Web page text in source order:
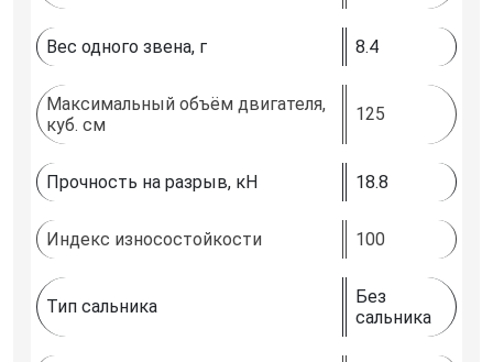
Вес одного звена, г 8.4
Максимальный объём двигателя,
куб. см
125
Прочность на разрыв, кН 18.8
Индекс износостойкости 100
Тип сальника
Без
сальника